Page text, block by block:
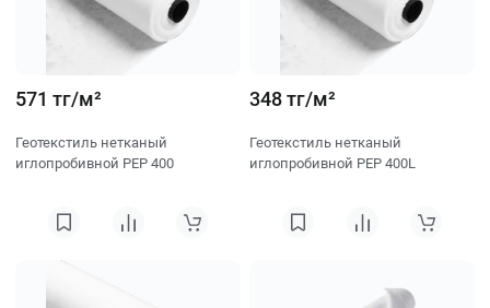
571 тг/м²
Геотекстиль нетканый
иглопробивной PEP 400
348 тг/м²
Геотекстиль нетканый
иглопробивной PEP 400L